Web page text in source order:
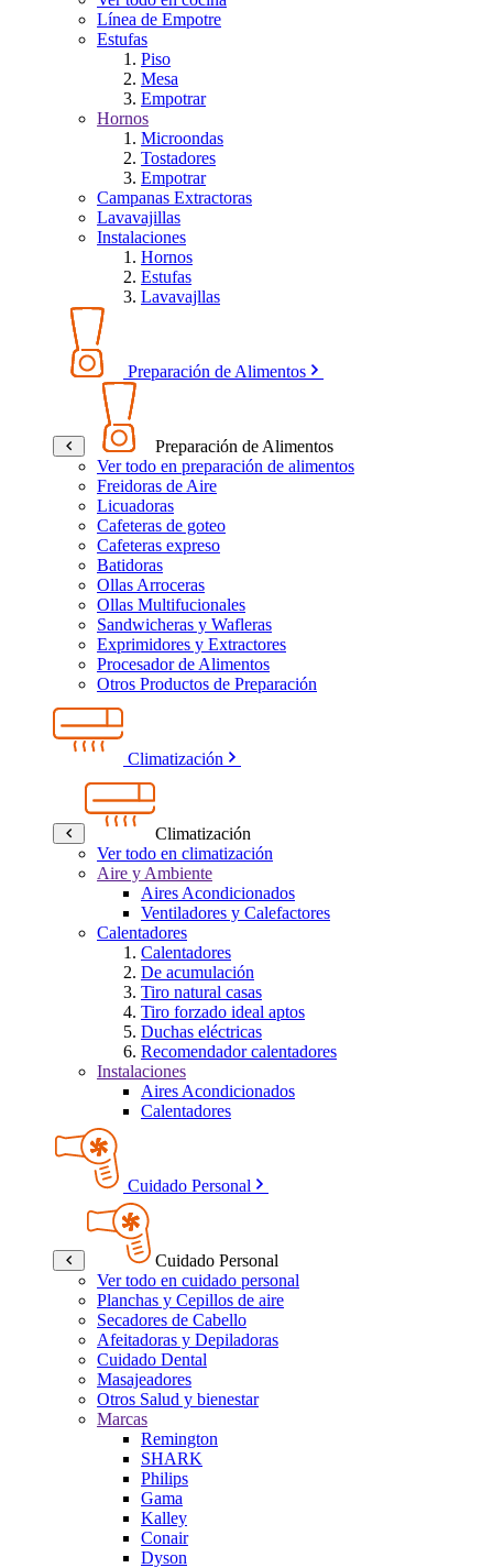
Línea de Empotre
Estufas
Piso
Mesa
Empotrar
Hornos
Microondas
Tostadores
Empotrar
Campanas Extractoras
Lavavajillas
Instalaciones
Hornos
Estufas
Lavavajllas
Preparación de Alimentos
Preparación de Alimentos
Ver todo en preparación de alimentos
Freidoras de Aire
Licuadoras
Cafeteras de goteo
Cafeteras expreso
Batidoras
Ollas Arroceras
Ollas Multifucionales
Sandwicheras y Wafleras
Exprimidores y Extractores
Procesador de Alimentos
Otros Productos de Preparación
Climatización
Climatización
Ver todo en climatización
Aire y Ambiente
Aires Acondicionados
Ventiladores y Calefactores
Calentadores
Calentadores
De acumulación
Tiro natural casas
Tiro forzado ideal aptos
Duchas eléctricas
Recomendador calentadores
Instalaciones
Aires Acondicionados
Calentadores
Cuidado Personal
Cuidado Personal
Ver todo en cuidado personal
Planchas y Cepillos de aire
Secadores de Cabello
Afeitadoras y Depiladoras
Cuidado Dental
Masajeadores
Otros Salud y bienestar
Marcas
Remington
SHARK
Philips
Gama
Kalley
Conair
Dyson